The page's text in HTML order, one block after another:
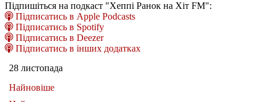
Підпишіться на подкаст "Хеппі Ранок на Хіт FM":
Підписатись в Apple Podcasts
Підписатись в Spotify
Підписатись в Deezer
Підписатись в інших додатках
28 листопада
Найновіше